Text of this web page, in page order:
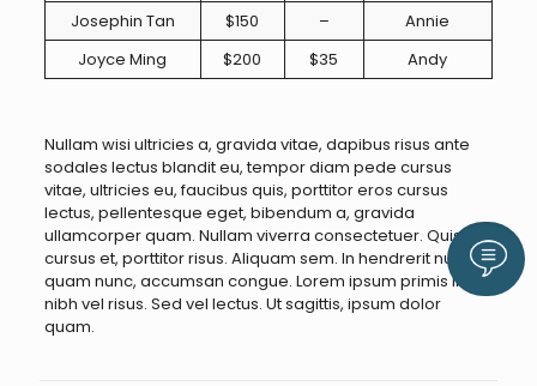
Josephin Tan $150 –
Annie
Joyce Ming
$200 $35 Andy
Nullam wisi ultricies a, gravida vitae, dapibus risus ante
sodales lectus blandit eu, tempor diam pede cursus
vitae, ultricies eu, faucibus quis, porttitor eros cursus
lectus, pellentesque eget, bibendum a, gravida
ullamcorper quam. Nullam viverra consectetuer. Quisque
cursus et, porttitor risus. Aliquam sem. In hendrerit nulla
quam nunc, accumsan congue. Lorem ipsum primis in
nibh vel risus. Sed vel lectus. Ut sagittis, ipsum dolor
quam.